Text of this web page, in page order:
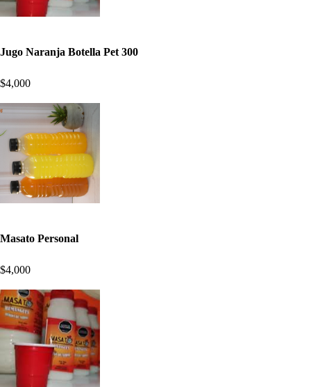
Jugo Naranja Botella Pet 300
$4,000
Masato Personal
$4,000